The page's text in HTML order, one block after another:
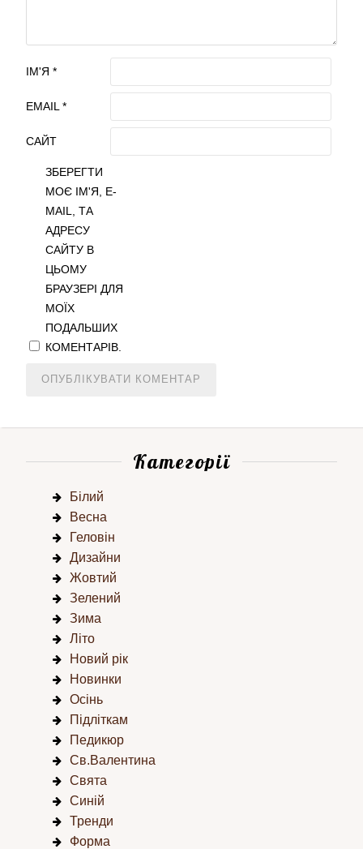
ІМ'Я *
EMAIL *
САЙТ
ЗБЕРЕГТИ
МОЄ ІМ'Я, E-
MAIL, ТА
АДРЕСУ
САЙТУ В
ЦЬОМУ
БРАУЗЕРІ ДЛЯ
МОЇХ
ПОДАЛЬШИХ
КОМЕНТАРІВ.
Категорії
Білий
Весна
Геловін
Дизайни
Жовтий
Зелений
Зима
Літо
Новий рік
Новинки
Осінь
Підліткам
Педикюр
Св.Валентина
Свята
Синій
Тренди
Форма